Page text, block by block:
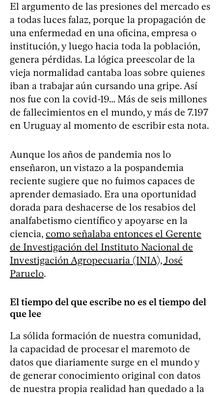
El argumento de las presiones del mercado es
a todas luces falaz, porque la propagación de
una enfermedad en una oficina, empresa o
institución, y luego hacia toda la población,
genera pérdidas. La lógica preescolar de la
vieja normalidad cantaba loas sobre quienes
iban a trabajar aún cursando una gripe. Así
nos fue con la covid-19… Más de seis millones
de fallecimientos en el mundo, y más de 7.197
en Uruguay al momento de escribir esta nota.
Aunque los años de pandemia nos lo
enseñaron, un vistazo a la pospandemia
reciente sugiere que no fuimos capaces de
aprender demasiado. Era una oportunidad
dorada para deshacerse de los resabios del
analfabetismo científico y apoyarse en la
ciencia, como señalaba entonces el Gerente
de Investigación del Instituto Nacional de
Investigación Agropecuaria (INIA), José
Paruelo.
El tiempo del que escribe no es el tiempo del
que lee
La sólida formación de nuestra comunidad,
la capacidad de procesar el maremoto de
datos que diariamente surge en el mundo y
de generar conocimiento original con datos
de nuestra propia realidad han quedado a la